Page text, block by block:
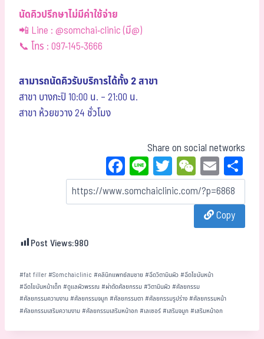
นัดคิวปรึกษาไม่มีค่าใช้จ่าย
📲 Line : @somchai-clinic (มี@)
📞 โทร : 097-145-3666
สามารถนัดคิวรับบริการได้ทั้ง 2 สาขา
สาขา บางกะปิ 10:00 น. – 21:00 น.
สาขา ห้วยขวาง 24 ชั่วโมง
Share on social networks
Fa
ce
bo
Li
ne
T
wi
tt
W
eC
ha
t
E
m
ail
Copy
Post Views:980
#fat filler#Somchaiclinic #คลินิกแพทย์สมชาย #ฉีดวิตามินผิว#ฉีดไขมันหน้า
#ฉีดไขมันหน้าเด็ก#ดูแลผิวพรรณ#ผ่าตัดศัลยกรรม#วิตามินผิว#ศัลยกรรม
#ศัลยกรรมความงาน#ศัลยกรรมจมูก#ศัลยกรรมตา#ศัลยกรรมรูปร่าง#ศัลยกรรมหน้า
#ศัลยกรรมเสริมความงาม#ศัลยกรรมเสริมหน้าอก#เลเซอร์#เสริมจมูก#เสริมหน้าอก